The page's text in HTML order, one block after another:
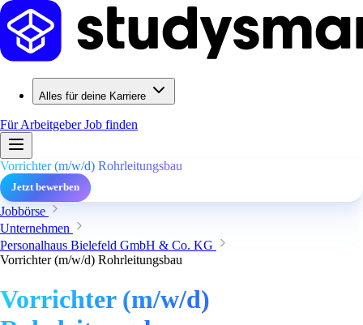
Alles für deine Karriere
Für ArbeitgeberJob finden
Vorrichter (m/w/d) Rohrleitungsbau
Jetzt bewerben
Jobbörse
Unternehmen
Personalhaus Bielefeld GmbH & Co. KG
Vorrichter (m/w/d) Rohrleitungsbau
Vorrichter (m/w/d)